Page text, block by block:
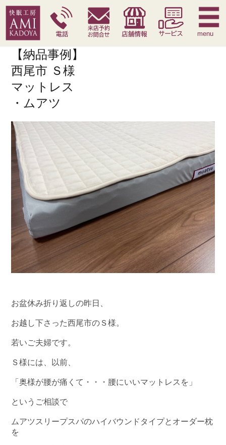
快眠枕 腰痛対策寝具 季節寝具 サービス
menu
【納品事例】
西尾市 Ｓ様
マットレス
・ムアツ
お盆休み折り返しの昨日、
お越し下さった西尾市のＳ様。
若いご夫婦です。
Ｓ様には、以前、
「奥様が腰が痛くて・・・腰にいいマットレスを」
というご相談で
ムアツスリープスパのハイバウンドタイプとオーダー枕
を